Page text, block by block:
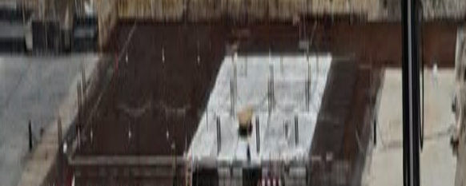
EmisiuniPodcastIstoric melodii